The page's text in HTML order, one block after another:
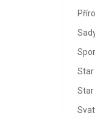
Star
Star